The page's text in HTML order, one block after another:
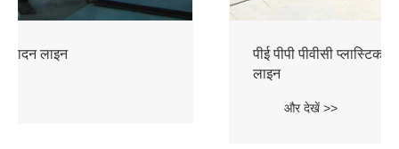
पीई पीपी पीवीसी प्लास्टिक बिल्डिंग टेम्पलेट उत्पादन